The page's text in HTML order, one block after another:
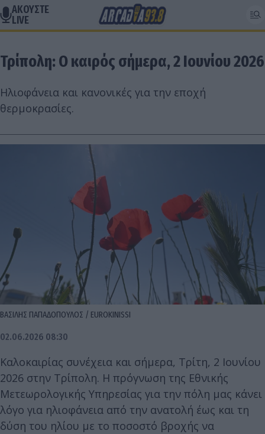
ΑΚΟΥΣΤΕ
LIVE
Τρίπολη: Ο καιρός σήμερα, 2 Ιουνίου 2026
Ηλιοφάνεια και κανονικές για την εποχή
θερμοκρασίες.
ΒΑΣΙΛΗΣ ΠΑΠΑΔΟΠΟΥΛΟΣ / EUROKINISSI
02.06.2026 08:30
Καλοκαιρίας συνέχεια και σήμερα, Τρίτη, 2 Ιουνίου
2026 στην Τρίπολη. Η πρόγνωση της Εθνικής
Μετεωρολογικής Υπηρεσίας για την πόλη μας κάνει
λόγο για ηλιοφάνεια από την ανατολή έως και τη
δύση του ηλίου με το ποσοστό βροχής να